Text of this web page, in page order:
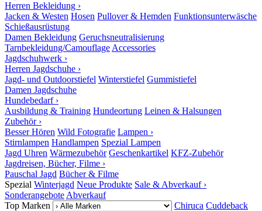
Herren Bekleidung ›
Jacken & Westen Hosen Pullover & Hemden Funktionsunterwäsche
Schießausrüstung
Damen Bekleidung Geruchsneutralisierung
Tarnbekleidung/Camouflage Accessories
Jagdschuhwerk ›
Herren Jagdschuhe ›
Jagd- und Outdoorstiefel Winterstiefel Gummistiefel
Damen Jagdschuhe
Hundebedarf ›
Ausbildung & Training Hundeortung Leinen & Halsungen
Zubehör ›
Besser Hören Wild Fotografie Lampen ›
Stirnlampen Handlampen Spezial Lampen
Jagd Uhren Wärmezubehör Geschenkartikel KFZ-Zubehör
Jagdreisen, Bücher, Filme ›
Pauschal Jagd Bücher & Filme
Spezial Winterjagd Neue Produkte Sale & Abverkauf ›
Sonderangebote Abverkauf
Top Marken
Chiruca Cuddeback